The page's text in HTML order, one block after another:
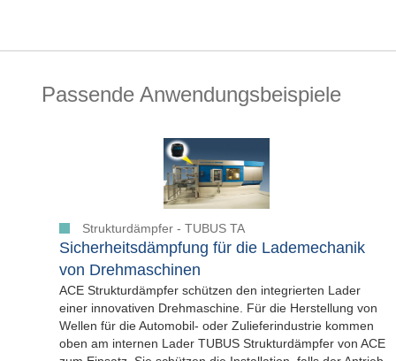
Passende Anwendungsbeispiele
Strukturdämpfer - TUBUS TA
Sicherheitsdämpfung für die Lademechanik
von Drehmaschinen
ACE Strukturdämpfer schützen den integrierten Lader
einer innovativen Drehmaschine. Für die Herstellung von
Wellen für die Automobil- oder Zulieferindustrie kommen
oben am internen Lader TUBUS Strukturdämpfer von ACE